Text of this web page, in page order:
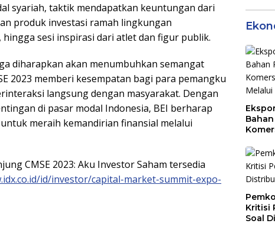
syariah, taktik mendapatkan keuntungan dari
produk investasi ramah lingkungan
hingga sesi inspirasi dari atlet dan figur publik.
diharapkan akan menumbuhkan semangat
2023 memberi kesempatan bagi para pemangku
langsung dengan masyarakat. Dengan
di pasar modal Indonesia, BEI berharap
meraih kemandirian finansial melalui
CMSE 2023: Aku Investor Saham tersedia
id/investor/capital-market-summit-expo-
PLBN
Kritisi
Soal